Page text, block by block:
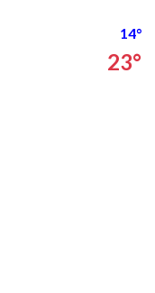
14°
23°